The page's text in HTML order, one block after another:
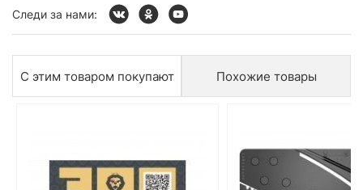
Следи за нами:
С этим товаром покупают Похожие товары